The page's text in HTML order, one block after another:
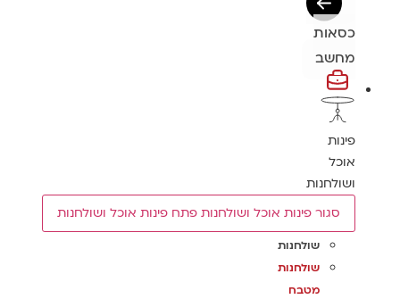
כסאות
מחשב
פינות
אוכל
ושולחנות
סגור פינות אוכל ושולחנות פתח פינות אוכל ושולחנות
שולחנות
שולחנות
מטבח